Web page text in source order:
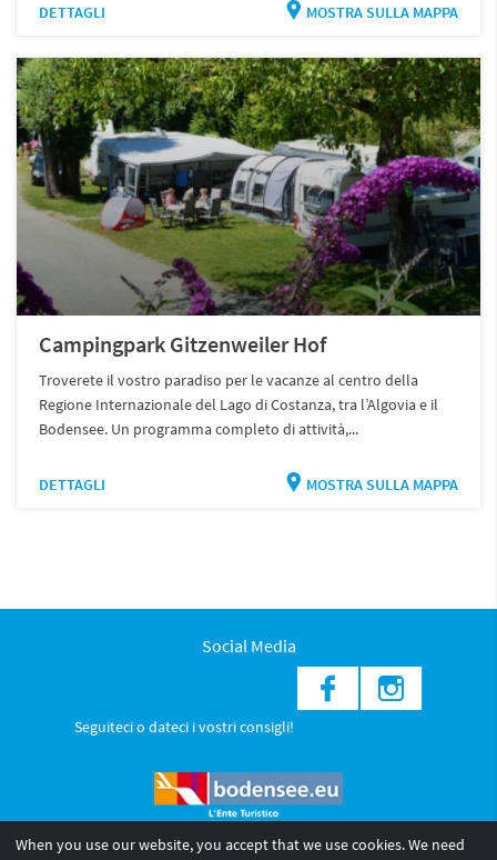
DETTAGLI MOSTRA SULLA MAPPA
Campingpark Gitzenweiler Hof
Troverete il vostro paradiso per le vacanze al centro della
Regione Internazionale del Lago di Costanza, tra l’Algovia e il
Bodensee. Un programma completo di attività,...
DETTAGLI MOSTRA SULLA MAPPA
Social Media
Seguiteci o dateci i vostri consigli!
When you use our website, you accept that we use cookies. We need